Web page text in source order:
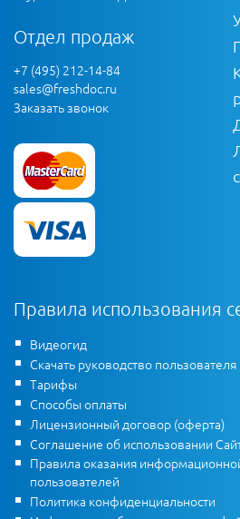
Отдел продаж
+7 (495) 212-14-84
sales@freshdoc.ru
Заказать звонок
Правила использования
Видеогид
Скачать руководство пользователя
Тарифы
Способы оплаты
Лицензионный договор (оферта)
Соглашение об использовании
Правила оказания
пользователей
Политика конфиденциальности